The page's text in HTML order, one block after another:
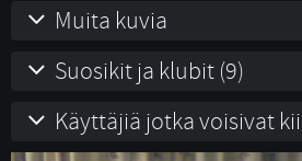
Muita kuvia
Suosikit ja klubit (9)
Käyttäjiä jotka voisivat